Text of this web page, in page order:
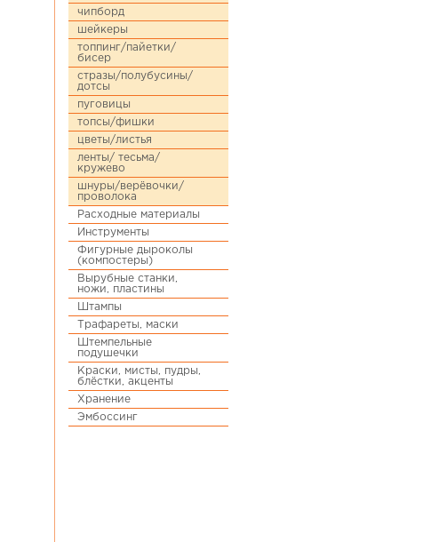
чипборд
шейкеры
топпинг/пайетки/
бисер
стразы/полубусины/
дотсы
пуговицы
топсы/фишки
цветы/листья
ленты/ тесьма/
кружево
шнуры/верёвочки/
проволока
Расходные материалы
Инструменты
Фигурные дыроколы
(компостеры)
Вырубные станки,
ножи, пластины
Штампы
Трафареты, маски
Штемпельные
подушечки
Краски, мисты, пудры,
блёстки, акценты
Хранение
Эмбоссинг